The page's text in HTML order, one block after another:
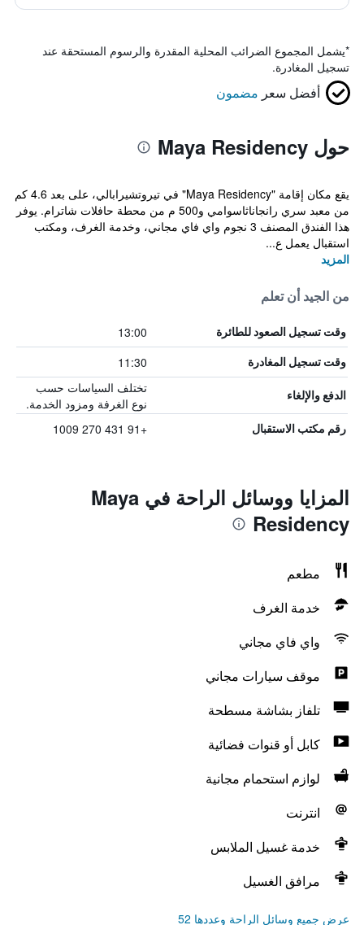
*يشمل المجموع الضرائب المحلية المقدرة والرسوم المستحقة عند
تسجيل المغادرة.
أفضل سعر مضمون
حول Maya Residency
يقع مكان إقامة "Maya Residency" في تيروتشيرابالي، على بعد 4.6 كم
من معبد سري رانجاناثاسوامي و500 م من محطة حافلات شاترام. يوفر
هذا الفندق المصنف 3 نجوم واي فاي مجاني، وخدمة الغرف، ومكتب
استقبال يعمل ع...
المزيد
من الجيد أن تعلم
وقت تسجيل الصعود للطائرة 13:00
وقت تسجيل المغادرة 11:30
الدفع والإلغاء
تختلف السياسات حسب
نوع الغرفة ومزود الخدمة.
رقم مكتب الاستقبال +91 431 270 1009
المزايا ووسائل الراحة في Maya
Residency
مطعم
خدمة الغرف
واي فاي مجاني
موقف سيارات مجاني
تلفاز بشاشة مسطحة
كابل أو قنوات فضائية
لوازم استحمام مجانية
انترنت
خدمة غسيل الملابس
مرافق الغسيل
عرض جميع وسائل الراحة وعددها 52